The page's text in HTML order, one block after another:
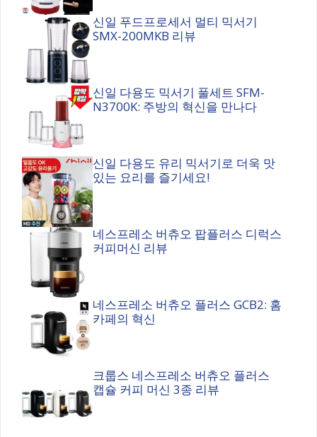
신일 푸드프로세서 멀티 믹서기
SMX-200MKB 리뷰
신일 다용도 믹서기 풀세트 SFM-
N3700K: 주방의 혁신을 만나다
신일 다용도 유리 믹서기로 더욱 맛
있는 요리를 즐기세요!
네스프레소 버츄오 팝플러스 디럭스
커피머신 리뷰
네스프레소 버츄오 플러스 GCB2: 홈
카페의 혁신
크룹스 네스프레소 버츄오 플러스
캡슐 커피 머신 3종 리뷰